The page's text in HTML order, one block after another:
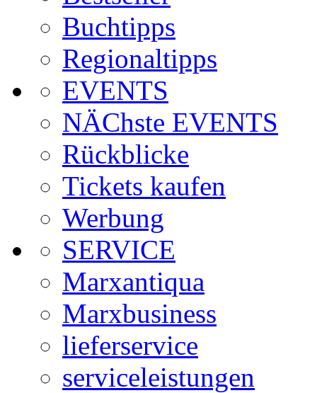
Buchtipps
Regionaltipps
EVENTS
NÄChste EVENTS
Rückblicke
Tickets kaufen
Werbung
SERVICE
Marxantiqua
Marxbusiness
lieferservice
serviceleistungen